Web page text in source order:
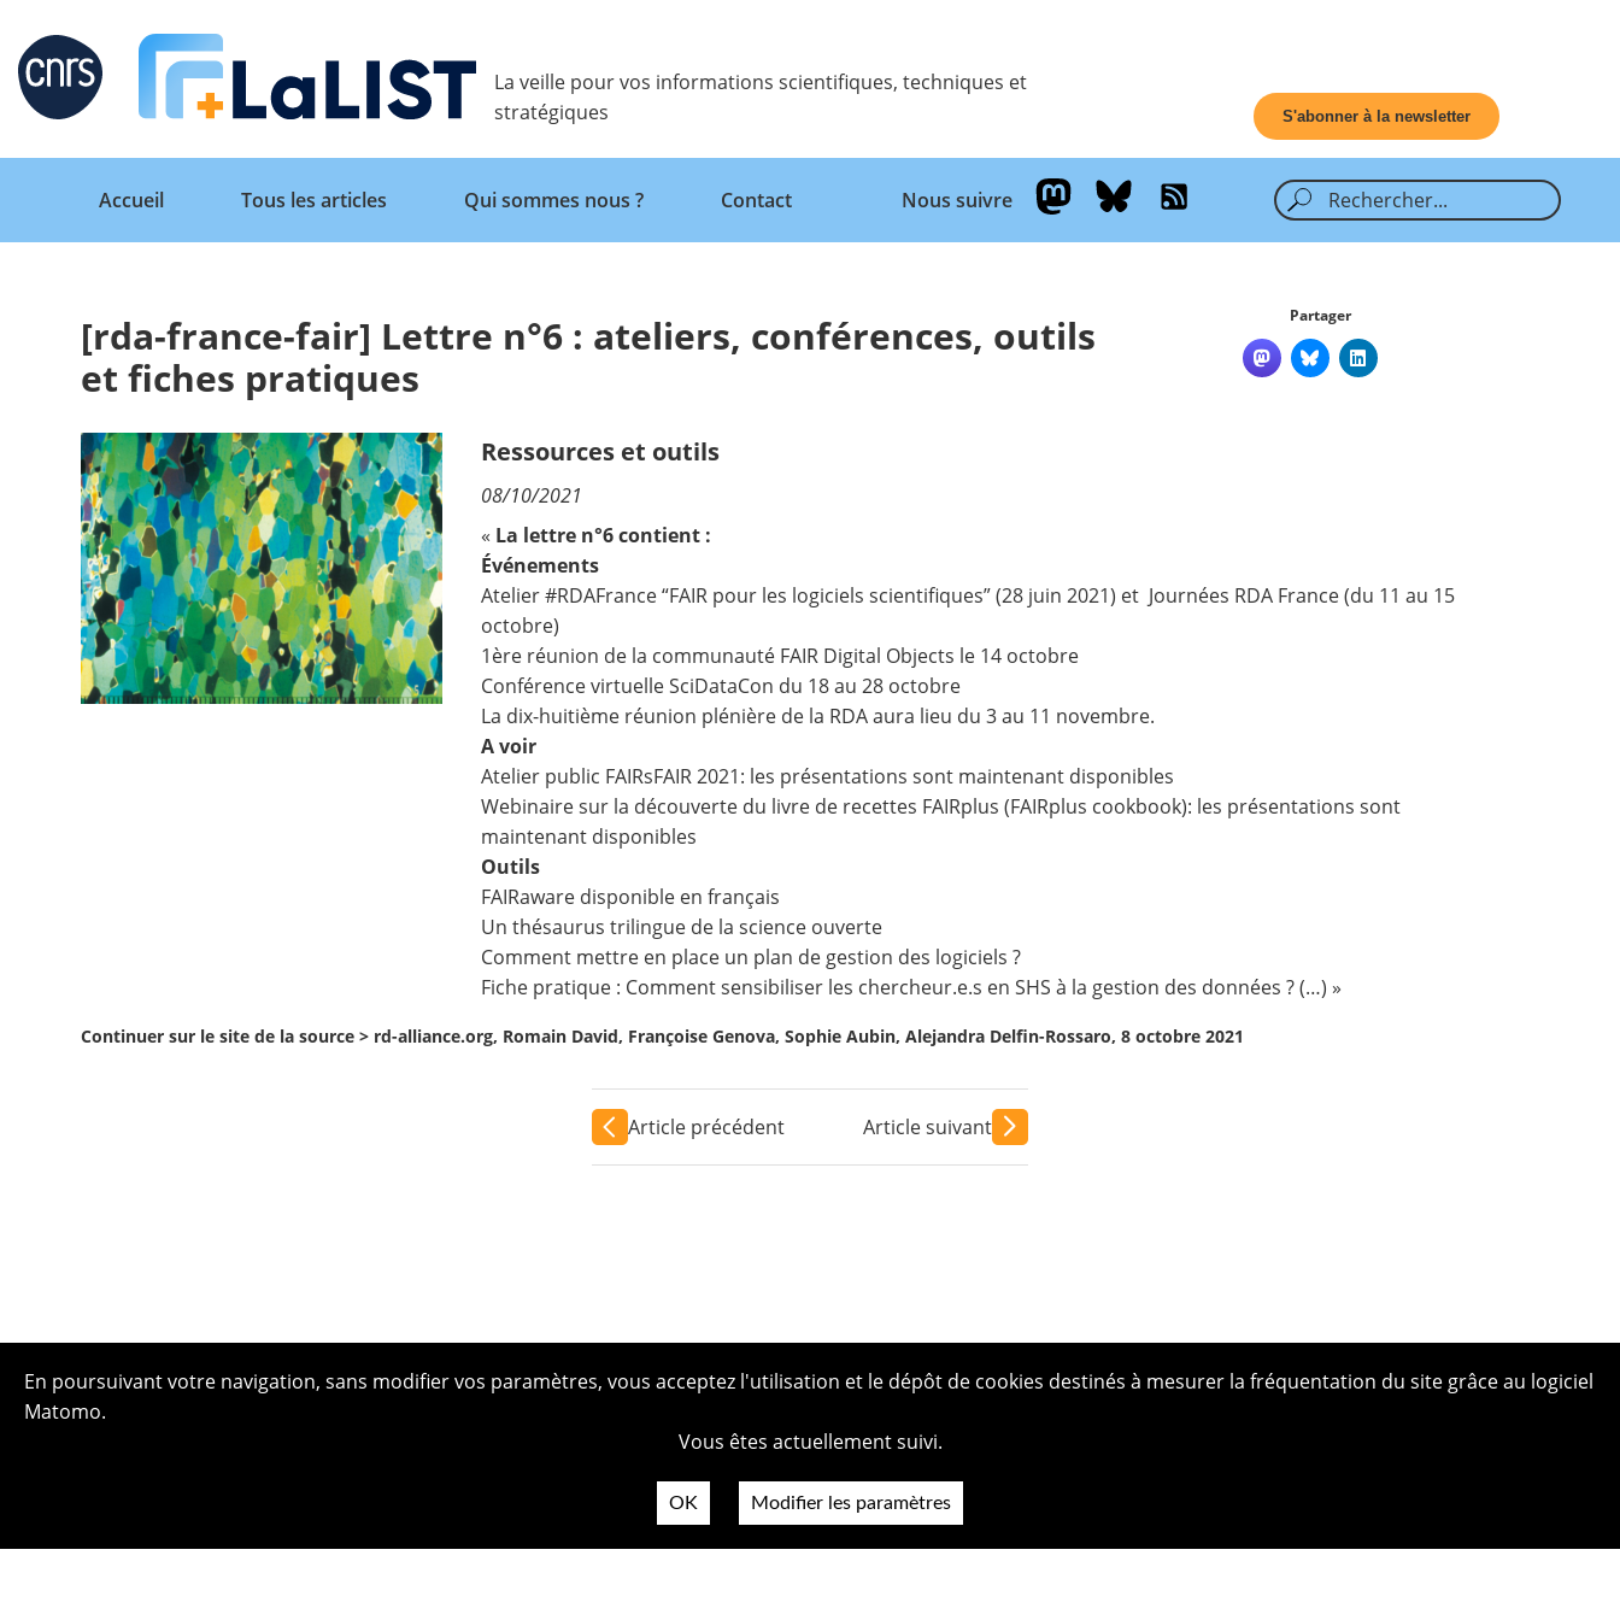
Retour
Accueil
Tous les articles
Qui sommes nous ?
Contact
Nous suivre
La veille pour vos informations scientifiques, techniques et
stratégiques
S'abonner à la newsletter
Retour
Accueil
Tous les articles Qui sommes nous ? Contact Nous suivre
[rda-france-fair] Lettre n°6 : ateliers, conférences, outils
et fiches pratiques
Partager
Ressources et outils
08/10/2021
« La lettre n°6 contient :
Événements
Atelier #RDAFrance “FAIR pour les logiciels scientifiques” (28 juin 2021) et Journées RDA France (du 11 au 15
octobre)
1ère réunion de la communauté FAIR Digital Objects le 14 octobre
Conférence virtuelle SciDataCon du 18 au 28 octobre
La dix-huitième réunion plénière de la RDA aura lieu du 3 au 11 novembre.
A voir
Atelier public FAIRsFAIR 2021: les présentations sont maintenant disponibles
Webinaire sur la découverte du livre de recettes FAIRplus (FAIRplus cookbook): les présentations sont
maintenant disponibles
Outils
FAIRaware disponible en français
Un thésaurus trilingue de la science ouverte
Comment mettre en place un plan de gestion des logiciels ?
Fiche pratique : Comment sensibiliser les chercheur.e.s en SHS à la gestion des données ? (…) »
Continuer sur le site de la source > rd-alliance.org, Romain David, Françoise Genova, Sophie Aubin, Alejandra Delfin-Rossaro, 8 octobre 2021
Article précédent Article suivant
En poursuivant votre navigation, sans modifier vos paramètres, vous acceptez l'utilisation et le dépôt de cookies destinés à mesurer la fréquentation du site grâce au logiciel
Matomo.
Vous êtes actuellement suivi.
OK Modifier les paramètres